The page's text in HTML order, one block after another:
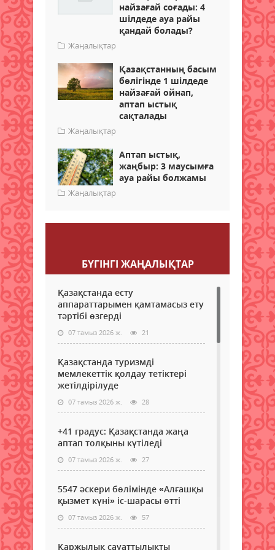
найзағай соғады: 4
шілдеде ауа райы
қандай болады?
Жаңалықтар
Қазақстанның басым
бөлігінде 1 шілдеде
найзағай ойнап,
аптап ыстық
сақталады
Жаңалықтар
Аптап ыстық,
жаңбыр: 3 маусымға
ауа райы болжамы
Жаңалықтар
БҮГІНГI ЖАҢАЛЫҚТАР
Қазақстанда есту
аппараттарымен қамтамасыз ету
тәртібі өзгерді
07 тамыз 2026 ж. 21
Қазақстанда туризмді
мемлекеттік қолдау тетіктері
жетілдірілуде
07 тамыз 2026 ж. 28
+41 градус: Қазақстанда жаңа
аптап толқыны күтіледі
07 тамыз 2026 ж. 27
5547 әскери бөлімінде «Алғашқы
қызмет күні» іс-шарасы өтті
07 тамыз 2026 ж. 57
Қаржылық сауаттылықты